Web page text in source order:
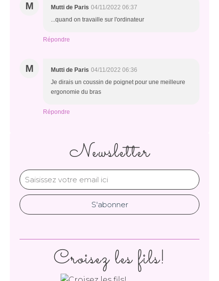
M Mutti de Paris 04/11/2022 06:37
...quand on travaille sur l'ordinateur
Répondre
M Mutti de Paris 04/11/2022 06:36
Je dirais un coussin de poignet pour une meilleure
ergonomie du bras
Répondre
Newsletter
Croisez les fils!